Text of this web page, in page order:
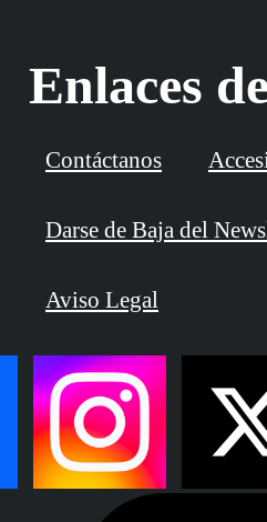
Enlaces
Contáctanos
Darse de Baja del
Aviso Legal